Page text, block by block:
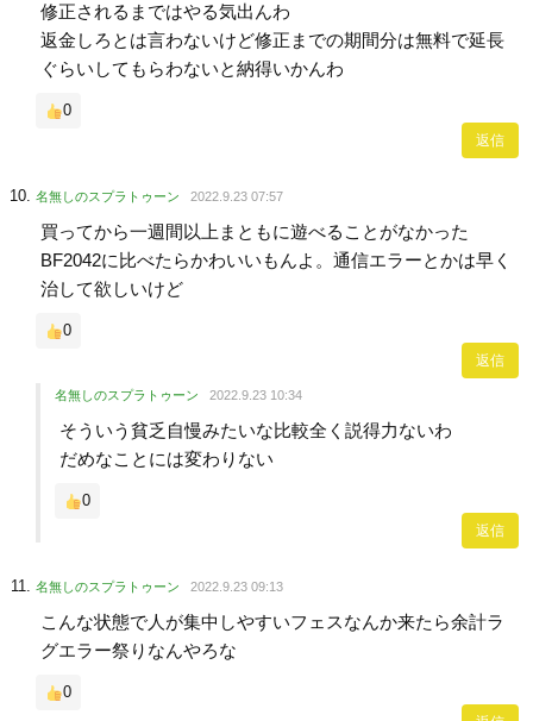
修正されるまではやる気出んわ
返金しろとは言わないけど修正までの期間分は無料で延長
ぐらいしてもらわないと納得いかんわ
0
返信
名無しのスプラトゥーン 2022.9.23 07:57
買ってから一週間以上まともに遊べることがなかった
BF2042に比べたらかわいいもんよ。通信エラーとかは早く
治して欲しいけど
0
返信
名無しのスプラトゥーン 2022.9.23 10:34
そういう貧乏自慢みたいな比較全く説得力ないわ
だめなことには変わりない
0
返信
名無しのスプラトゥーン 2022.9.23 09:13
こんな状態で人が集中しやすいフェスなんか来たら余計ラ
グエラー祭りなんやろな
0